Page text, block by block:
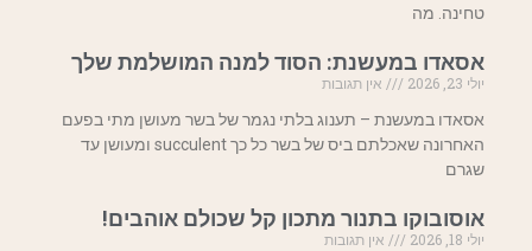
טחינה. מה
אסאדו במעשנת: הסוד למנה המושלמת שלך
יולי 23, 2026
אין תגובות
אסאדו במעשנת – תענוג בלתי נגמר של בשר מעושן מתי בפעם
האחרונה שאכלתם ביס של בשר כל כך succulent ומעושן עד
שגרם
אוסובוקו בתנור מתכון קל שכולם אוהבים!
יולי 18, 2026
אין תגובות